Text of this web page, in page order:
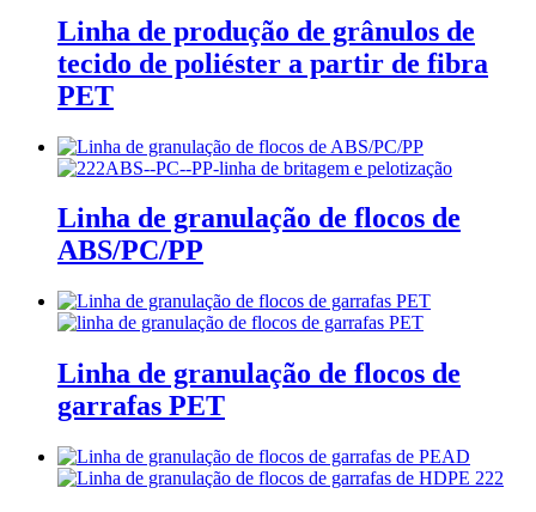
Linha de produção de grânulos de
tecido de poliéster a partir de fibra
PET
Linha de granulação de flocos de
ABS/PC/PP
Linha de granulação de flocos de
garrafas PET